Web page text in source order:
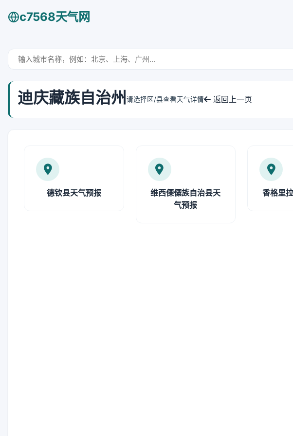
c7568天气网
迪庆藏族自治州 请选择区/县查看天气详情 返回上一页
德钦县天气预报
维西傈僳族自治县天
气预报
香格里